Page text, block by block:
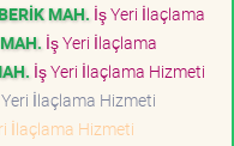
MAH. İş Yeri İlaçlama
İş Yeri İlaçlama
İş Yeri İlaçlama Hizmeti
İlaçlama Hizmeti
İlaçlama Hizmeti